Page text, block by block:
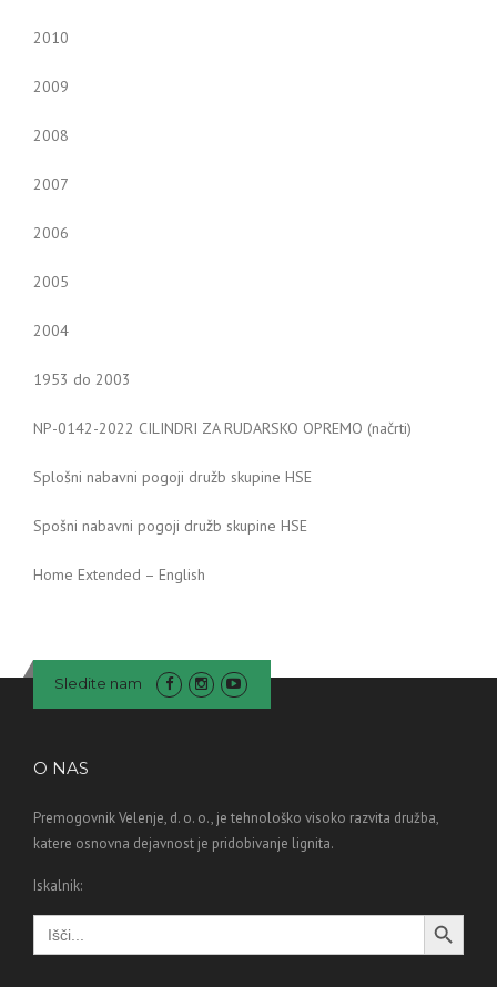
2010
2009
2008
2007
2006
2005
2004
1953 do 2003
NP-0142-2022 CILINDRI ZA RUDARSKO OPREMO (načrti)
Splošni nabavni pogoji družb skupine HSE
Spošni nabavni pogoji družb skupine HSE
Home Extended – English
Sledite nam
O NAS
Premogovnik Velenje, d. o. o., je tehnološko visoko razvita družba,
katere osnovna dejavnost je pridobivanje lignita.
Iskalnik:
Search
for:
Search Button